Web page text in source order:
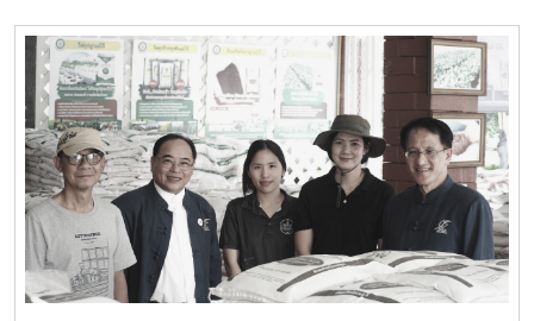
หน้าที่และอาสาสมัครผู้ปฏิบัติงานดับไฟป่าในพื้นที่ในพื้นที่อำเภอ
สันทราย จังหวัดเชียงใหม่